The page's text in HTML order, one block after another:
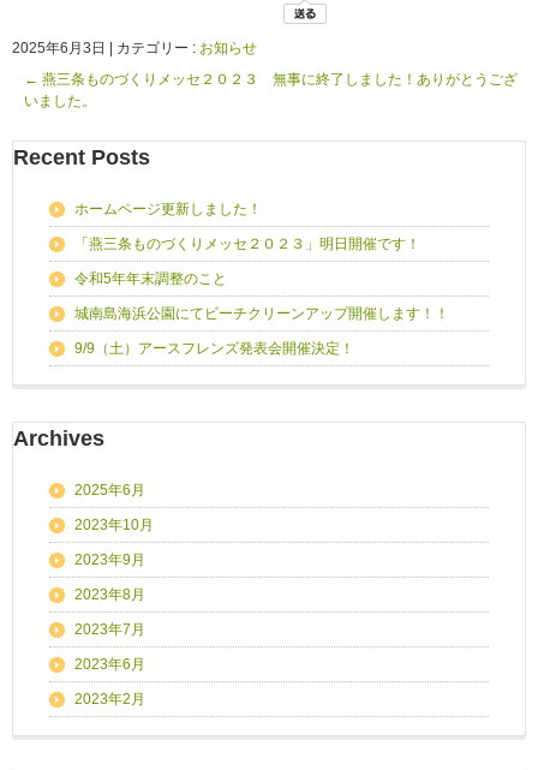
2025年6月3日 カテゴリー : お知らせ
← 燕三条ものづくりメッセ２０２３ 無事に終了しました！ありがとうござ
いました。
Recent Posts
ホームページ更新しました！
「燕三条ものづくりメッセ２０２３」明日開催です！
令和5年年末調整のこと
城南島海浜公園にてビーチクリーンアップ開催します！！
9/9（土）アースフレンズ発表会開催決定！
Archives
2025年6月
2023年10月
2023年9月
2023年8月
2023年7月
2023年6月
2023年2月